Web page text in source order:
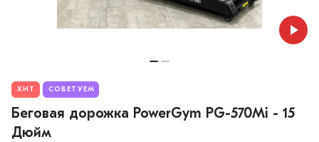
ХИТ СОВЕТУЕМ
Беговая дорожка PowerGym PG-570Mi - 15
Дюйм